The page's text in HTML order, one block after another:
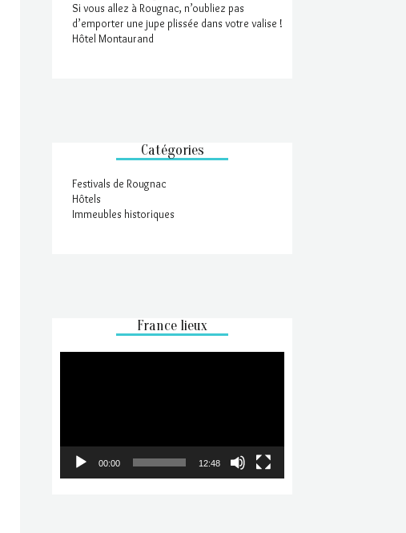
Si vous allez à Rougnac, n’oubliez pas
d’emporter une jupe plissée dans votre valise !
Hôtel Montaurand
Catégories
Festivals de Rougnac
Hôtels
Immeubles historiques
France lieux
00:00 12:48